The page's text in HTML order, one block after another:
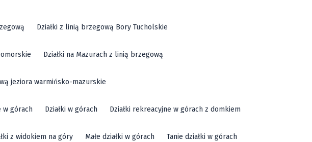
Działki z linią brzegową Bory Tucholskie
Działki na Mazurach z linią brzegową
jeziora warmińsko-mazurskie
w górach Działki w górach Działki rekreacyjne w górach z domkiem
z widokiem na góry Małe działki w górach Tanie działki w górach